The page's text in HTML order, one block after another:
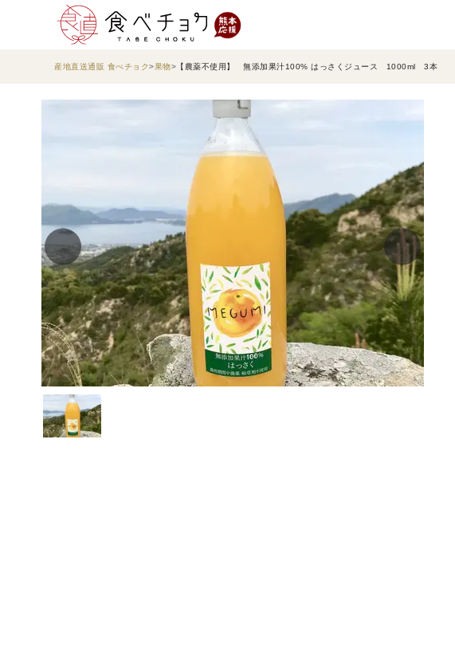
産地直送通販 食べチョク 果物 【農薬不使用】 無添加果汁100% はっさくジュース 1000ml 3本